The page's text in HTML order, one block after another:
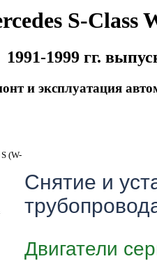
S-Class
1991-1999 гг.
и эксплуатация
(W-
Снятие и
Двигатели